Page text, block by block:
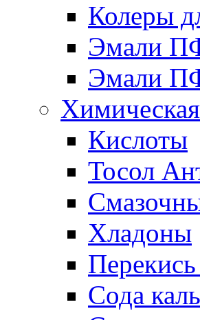
Колеры
Эмали
Эмали
Кислоты
Тосол
Хладоны
Сода